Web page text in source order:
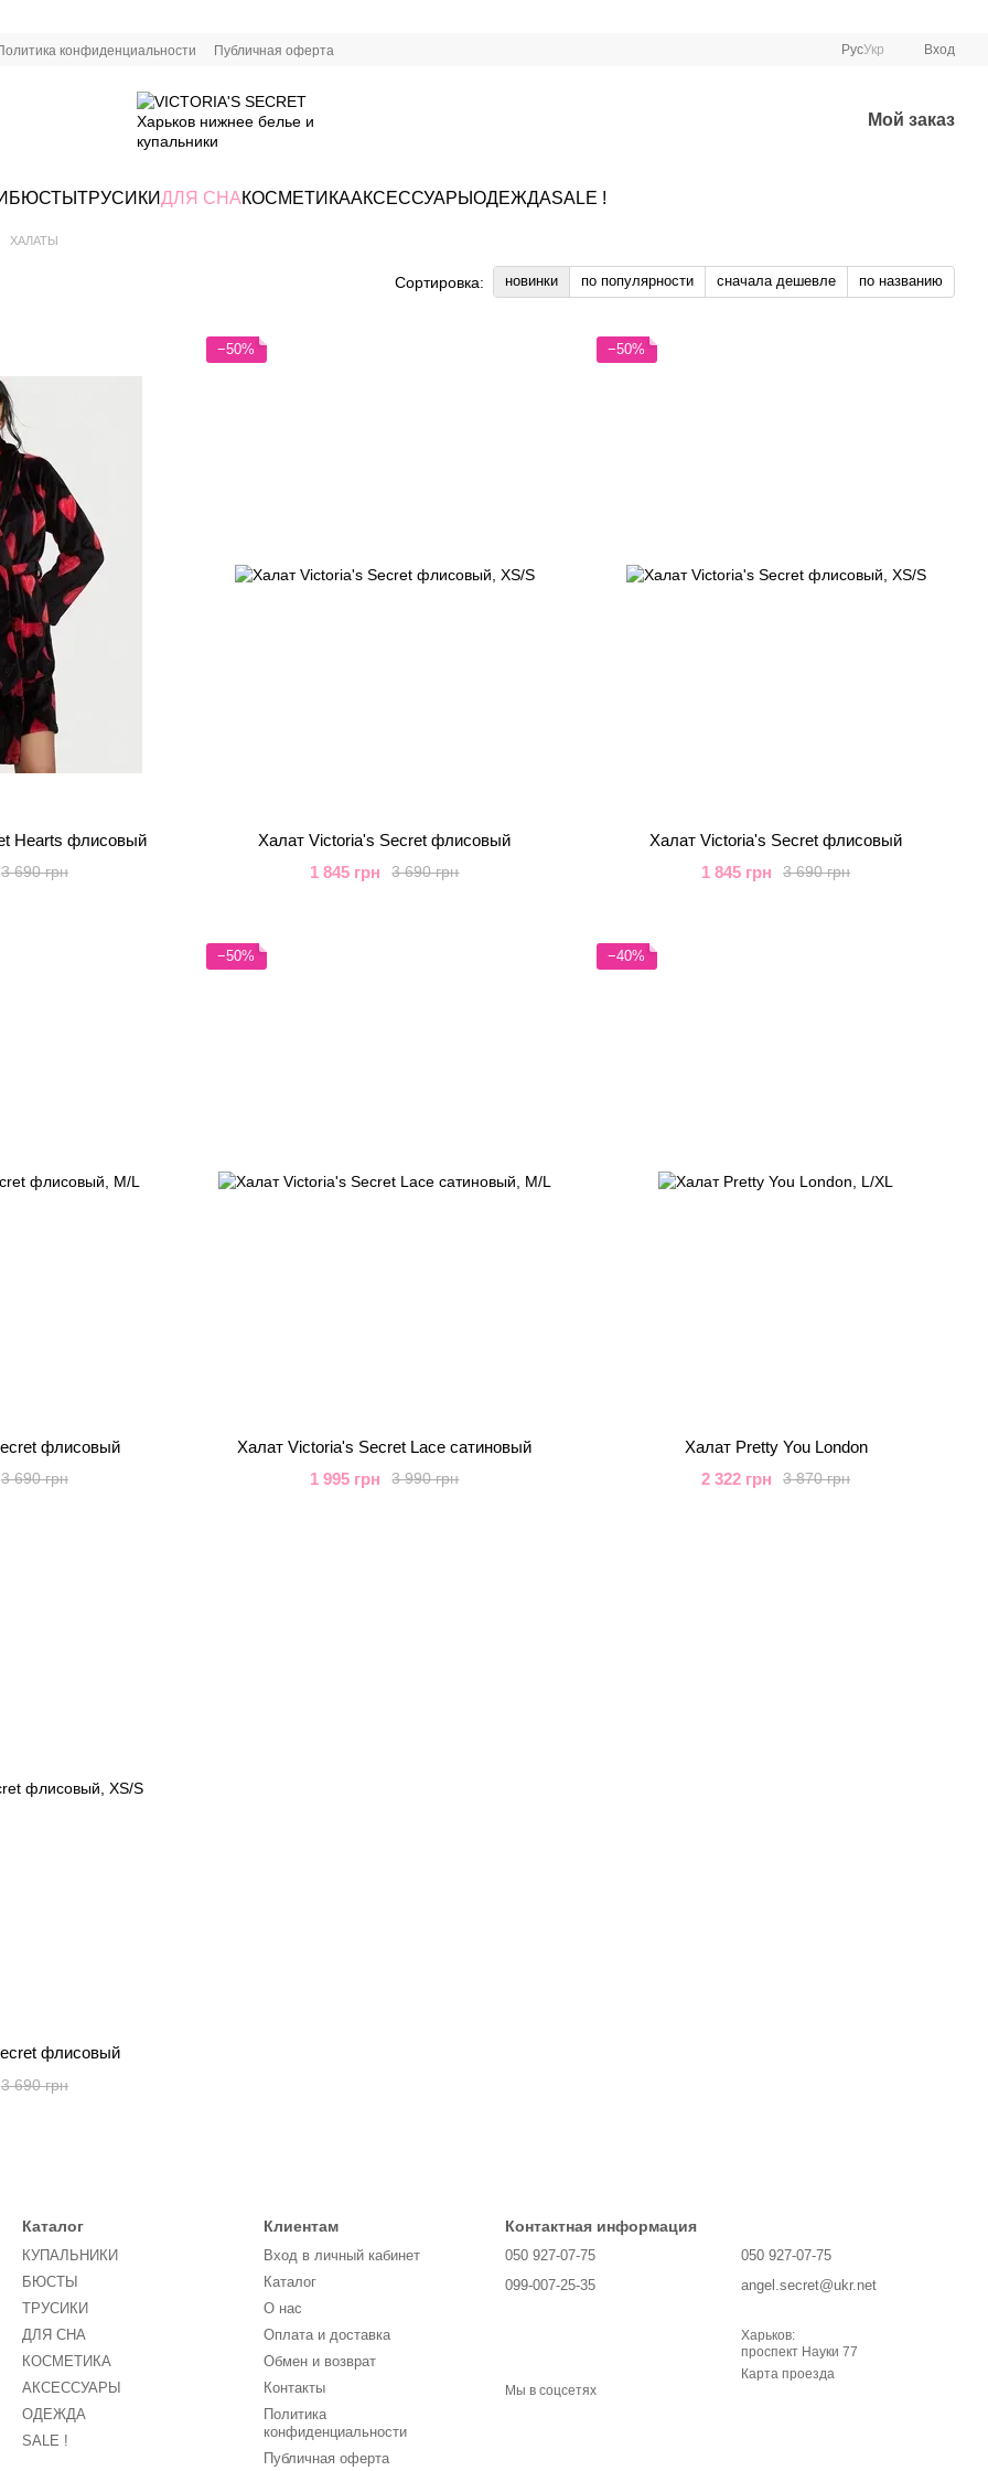
конфиденциальности Публичная оферта РусУкр Вход
Мой заказ
БЮСТЫ ТРУСИКИДЛЯ СНАКОСМЕТИКААКСЕССУАРЫ ОДЕЖДАSALE !
ХАЛАТЫ
Сортировка: новинки по популярности сначала дешевле по названию
Hearts флисовый
3 690 грн
−50%
Халат Victoria's Secret флисовый
3 690 грн
1 845 грн
−50%
Халат Victoria's Secret флисовый
3 690 грн
1 845 грн
флисовый
3 690 грн
−50%
Халат Victoria's Secret Lace сатиновый
3 990 грн
1 995 грн
−40%
Халат Pretty You London
3 870 грн
2 322 грн
флисовый
3 690 грн
Каталог
КУПАЛЬНИКИ
БЮСТЫ
ТРУСИКИ
ДЛЯ СНА
КОСМЕТИКА
АКСЕССУАРЫ
ОДЕЖДА
SALE !
Клиентам
Вход в личный кабинет
Каталог
О нас
Оплата и доставка
Обмен и возврат
Контакты
Политика
конфиденциальности
Публичная оферта
Контактная информация
050 927-07-75
099-007-25-35
050 927-07-75
angel.secret@ukr.net
Харьков:
проспект Науки 77
Карта проезда
Мы в соцсетях